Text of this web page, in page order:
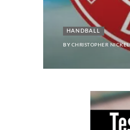
HANDBALL
BY CHRISTOPHER NICKEL